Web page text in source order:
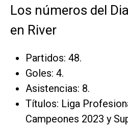
Los números del
en River
Partidos: 48.
Goles: 4.
Asistencias: 8.
Títulos: Liga
Campeones 2023 y